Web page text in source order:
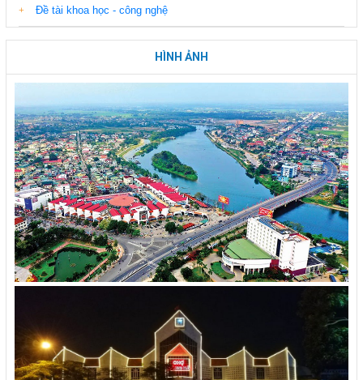
Đề tài khoa học - công nghệ
HÌNH ẢNH